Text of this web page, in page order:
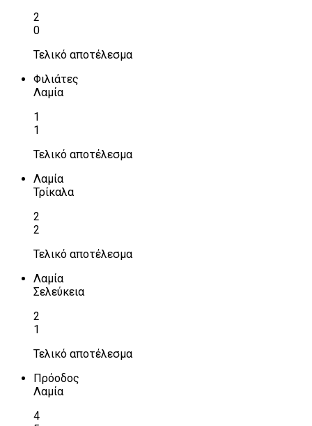
2
0
Τελικό αποτέλεσμα
Φιλιάτες
Λαμία
1
1
Τελικό αποτέλεσμα
Λαμία
Τρίκαλα
2
2
Τελικό αποτέλεσμα
Λαμία
Σελεύκεια
2
1
Τελικό αποτέλεσμα
Πρόοδος
Λαμία
4